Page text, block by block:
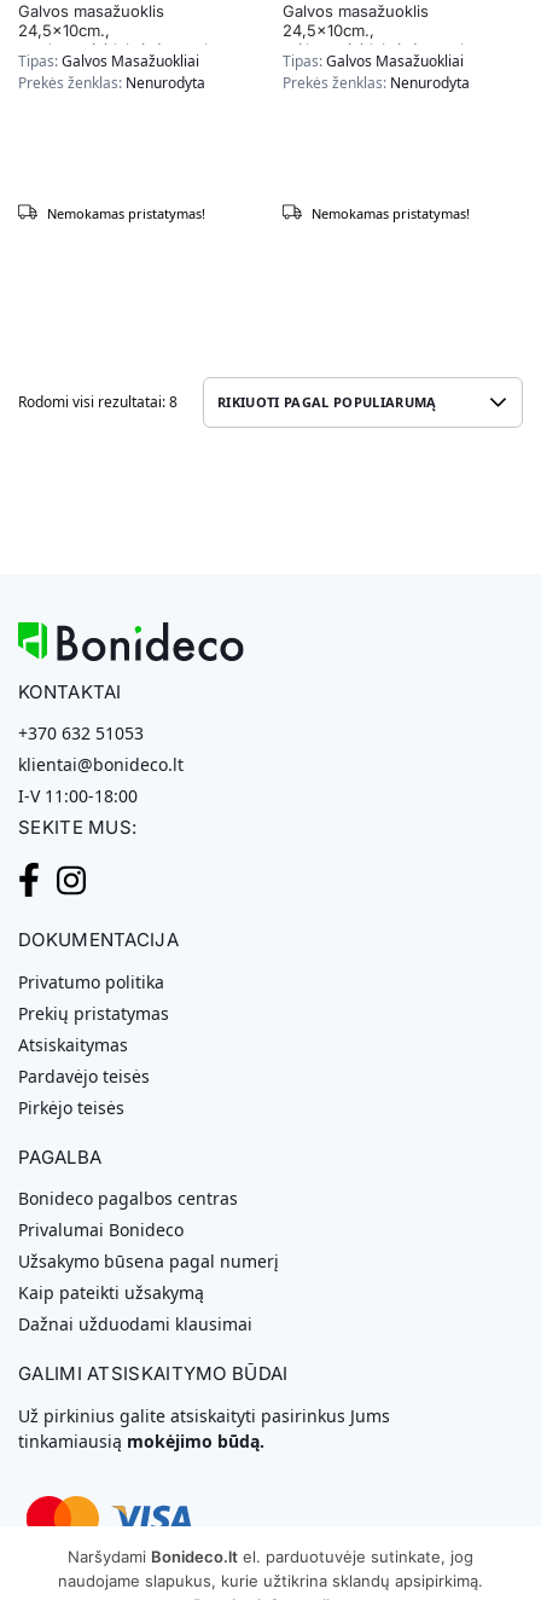
Galvos masažuoklis
24,5x10cm.,
raudonos/sidabrinės spalvos
Tipas:Galvos Masažuokliai
Prekės ženklas: Nenurodyta
Nemokamas pristatymas!
Galvos masažuoklis
24,5x10cm.,
mėlynos/sidabrinės spalvos
Tipas:Galvos Masažuokliai
Prekės ženklas: Nenurodyta
Nemokamas pristatymas!
Rodomi visi rezultatai: 8
KONTAKTAI
+370 632 51053
klientai@bonideco.lt
I-V 11:00-18:00
SEKITE MUS:
DOKUMENTACIJA
Privatumo politika
Prekių pristatymas
Atsiskaitymas
Pardavėjo teisės
Pirkėjo teisės
PAGALBA
Bonideco pagalbos centras
Privalumai Bonideco
Užsakymo būsena pagal numerį
Kaip pateikti užsakymą
Dažnai užduodami klausimai
GALIMI ATSISKAITYMO BŪDAI
Už pirkinius galite atsiskaityti pasirinkus Jums
tinkamiausią mokėjimo būdą.
Svetainių Kūrimas
Naršydami Bonideco.lt el. parduotuvėje sutinkate, jog
naudojame slapukus, kurie užtikrina sklandų apsipirkimą.